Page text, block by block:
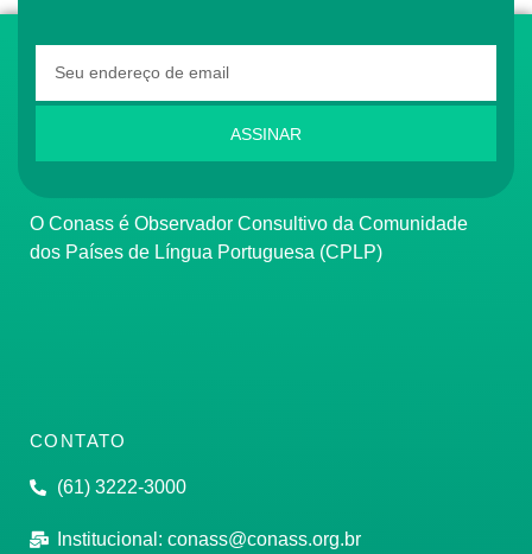
ASSINAR
O Conass é Observador Consultivo da Comunidade
dos Países de Língua Portuguesa (CPLP)
CONTATO
(61) 3222-3000
Institucional: conass@conass.org.br